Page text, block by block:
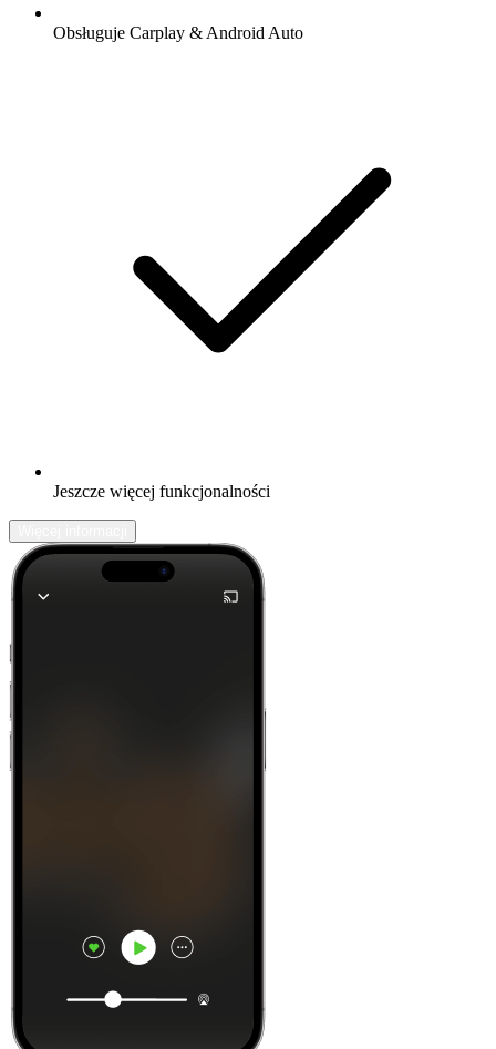
Obsługuje Carplay & Android Auto
Jeszcze więcej funkcjonalności